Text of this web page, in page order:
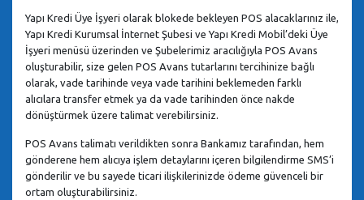
Yapı Kredi Üye İşyeri olarak blokede bekleyen POS alacaklarınız ile,
Yapı Kredi Kurumsal İnternet Şubesi ve Yapı Kredi Mobil’deki Üye
İşyeri menüsü üzerinden ve Şubelerimiz aracılığıyla POS Avans
oluşturabilir, size gelen POS Avans tutarlarını tercihinize bağlı
olarak, vade tarihinde veya vade tarihini beklemeden farklı
alıcılara transfer etmek ya da vade tarihinden önce nakde
dönüştürmek üzere talimat verebilirsiniz.
POS Avans talimatı verildikten sonra Bankamız tarafından, hem
gönderene hem alıcıya işlem detaylarını içeren bilgilendirme SMS’i
gönderilir ve bu sayede ticari ilişkilerinizde ödeme güvenceli bir
ortam oluşturabilirsiniz.